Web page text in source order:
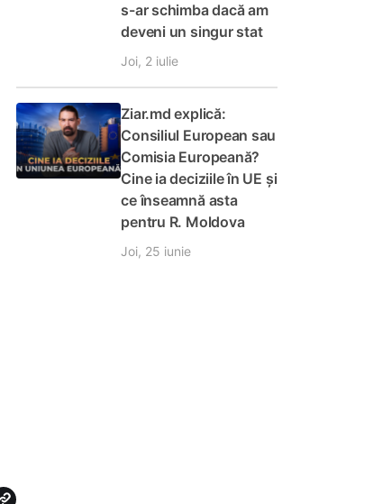
s-ar schimba dacă am
deveni un singur stat
Joi, 2 iulie
Ziar.md explică:
Consiliul European sau
Comisia Europeană?
Cine ia deciziile în UE și
ce înseamnă asta
pentru R. Moldova
Joi, 25 iunie